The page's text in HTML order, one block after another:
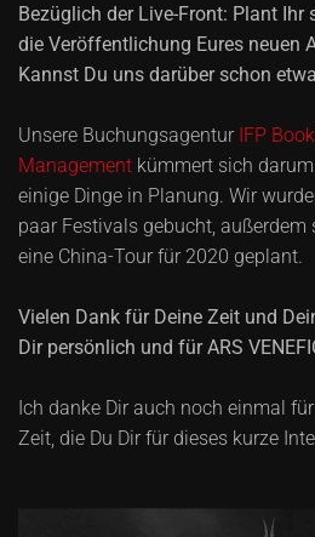
Bezüglich der Live-Front: Plant Ihr
die Veröffentlichung Eures neuen
Kannst Du uns darüber schon
Unsere Buchungsagentur IFP
Management kümmert sich
einige Dinge in Planung. Wir
paar Festivals gebucht, außerdem
eine China-Tour für 2020 geplant.
Vielen Dank für Deine Zeit und
Dir persönlich und für ARS
Ich danke Dir auch noch einmal
Zeit, die Du Dir für dieses kurze